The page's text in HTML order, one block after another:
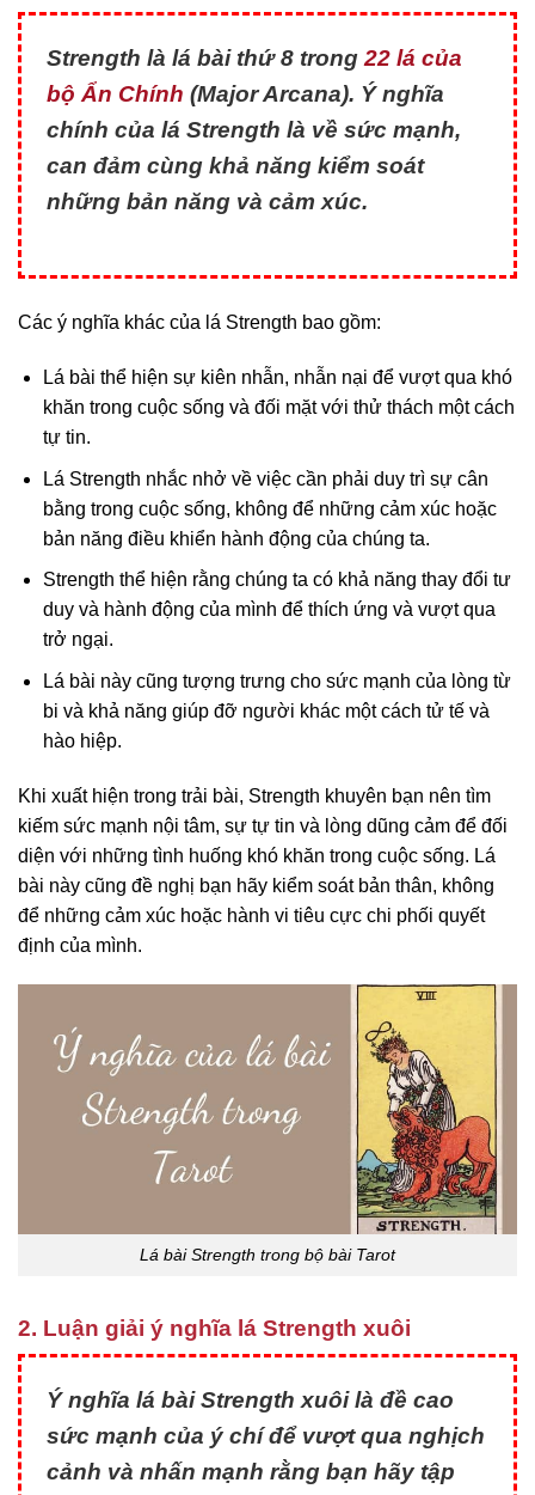
Strength là lá bài thứ 8 trong22 lá của
bộ Ẩn Chính (Major Arcana). Ý nghĩa
chính của lá Strength là về sức mạnh,
can đảm cùng khả năng kiểm soát
những bản năng và cảm xúc.
Các ý nghĩa khác của lá Strength bao gồm:
Lá bài thể hiện sự kiên nhẫn, nhẫn nại để vượt qua khó
khăn trong cuộc sống và đối mặt với thử thách một cách
tự tin.
Lá Strength nhắc nhở về việc cần phải duy trì sự cân
bằng trong cuộc sống, không để những cảm xúc hoặc
bản năng điều khiển hành động của chúng ta.
Strength thể hiện rằng chúng ta có khả năng thay đổi tư
duy và hành động của mình để thích ứng và vượt qua
trở ngại.
Lá bài này cũng tượng trưng cho sức mạnh của lòng từ
bi và khả năng giúp đỡ người khác một cách tử tế và
hào hiệp.
Khi xuất hiện trong trải bài, Strength khuyên bạn nên tìm
kiếm sức mạnh nội tâm, sự tự tin và lòng dũng cảm để đối
diện với những tình huống khó khăn trong cuộc sống. Lá
bài này cũng đề nghị bạn hãy kiểm soát bản thân, không
để những cảm xúc hoặc hành vi tiêu cực chi phối quyết
định của mình.
Lá bài Strength trong bộ bài Tarot
2. Luận giải ý nghĩa lá Strength xuôi
Ý nghĩa lá bài Strength xuôi là đề cao
sức mạnh của ý chí để vượt qua nghịch
cảnh và nhấn mạnh rằng bạn hãy tập